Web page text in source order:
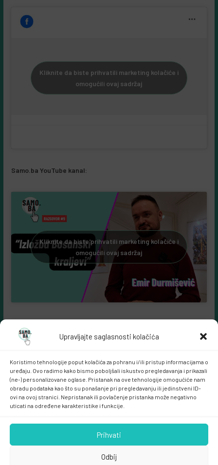
Upravljajte saglasnosti kolačića
Koristimo tehnologije poput kolačića za pohranu i/ili pristup informacijama o
uređaju. Ovo radimo kako bismo poboljšali iskustvo pregledavanja i prikazali
(ne-) personalizovane oglase. Pristanak na ove tehnologije omogućiće nam
obradu podataka kao što su ponašanje pri pregledavanju ili jedinstveni ID-
ovi na ovoj stranici. Nepristanak ili povlačenje pristanka može negativno
uticati na određene karakteristike i funkcije.
Prihvati
Odbij
Kliknite da biste prihvatili marketing kolačiće i
omogućili ovaj sadržaj
Samo.ba YouTube kanal:
Kliknite da biste prihvatili marketing kolačiće i
omogućili ovaj sadržaj
Samo.ba MARKETING